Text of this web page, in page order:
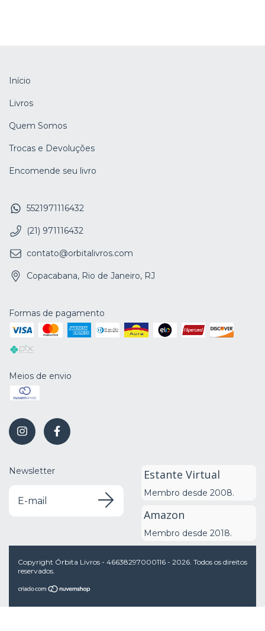
Início
Livros
Quem Somos
Trocas e Devoluções
Encomende seu livro
5521971116432
(21) 971116432
contato@orbitalivros.com
Copacabana, Rio de Janeiro, RJ
Formas de pagamento
Meios de envio
Newsletter Estante Virtual
Membro desde 2008.
Amazon
Membro desde 2018.
Copyright Órbita Livros - 46638297000116 - 2026. Todos os direitos
reservados.